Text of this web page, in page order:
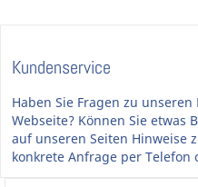
Kundenservice
Haben Sie Fragen zu
Webseite? Können Sie etwas
auf unseren Seiten Hinweise
konkrete Anfrage per